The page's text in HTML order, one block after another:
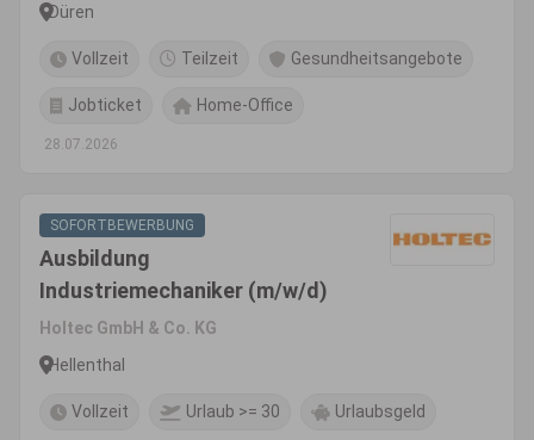
Düren
Vollzeit Teilzeit Gesundheitsangebote
Jobticket Home-Office
28.07.2026
SOFORTBEWERBUNG
Ausbildung
Industriemechaniker (m/w/d)
Holtec GmbH & Co. KG
Hellenthal
Vollzeit Urlaub >= 30 Urlaubsgeld